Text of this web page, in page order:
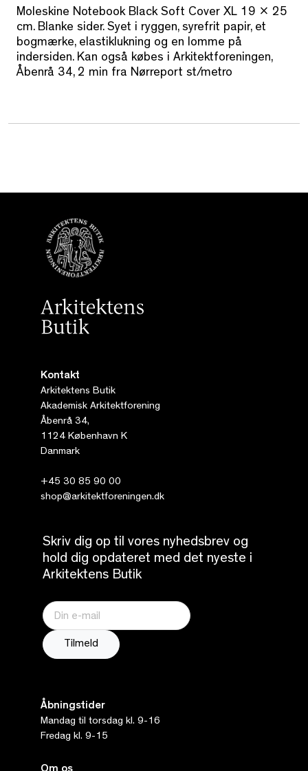
Moleskine Notebook Black Soft Cover XL 19 x 25
cm. Blanke sider. Syet i ryggen, syrefrit papir, et
bogmærke, elastiklukning og en lomme på
indersiden. Kan også købes i Arkitektforeningen,
Åbenrå 34, 2 min fra Nørreport st/metro
Kontakt
Arkitektens Butik
Akademisk Arkitektforening
Åbenrå 34,
1124 København K
Danmark
+45 30 85 90 00
shop@arkitektforeningen.dk
Skriv dig op til vores nyhedsbrev og
hold dig opdateret med det nyeste i
Arkitektens Butik
Åbningstider
Mandag til torsdag kl. 9-16
Fredag kl. 9-15